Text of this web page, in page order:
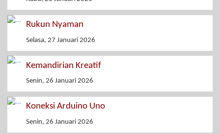
Rukun Nyaman
Selasa, 27 Januari 2026
Kemandirian Kreatif
Senin, 26 Januari 2026
Koneksi Arduino Uno
Senin, 26 Januari 2026